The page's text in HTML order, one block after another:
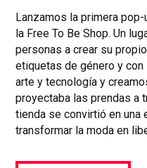
Lanzamos la primera
la Free To Be Shop. Un
personas a crear su
etiquetas de género y
arte y tecnología y
proyectaba las prendas a
tienda se convirtió en una
transformar la moda en